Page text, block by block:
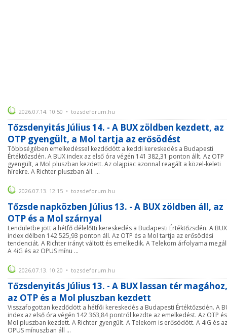
2026.07.14. 10:50 • tozsdeforum.hu
Tőzsdenyitás Július 14. - A BUX zöldben kezdett, az
OTP gyengült, a Mol tartja az erősödést
Többségében emelkedéssel kezdődött a keddi kereskedés a Budapesti
Értéktőzsdén. A BUX index az első óra végén 141 382,31 ponton állt. Az OTP
gyengült, a Mol pluszban kezdett. Az olajpiac azonnal reagált a közel-keleti
hírekre. A Richter pluszban áll. ...
2026.07.13. 12:15 • tozsdeforum.hu
Tőzsde napközben Július 13. - A BUX zöldben áll, az
OTP és a Mol szárnyal
Lendületbe jött a hétfő délelőtti kereskedés a Budapesti Értéktőzsdén. A BUX
index délben 142 525,93 ponton áll. Az OTP és a Mol tartja az erősödési
tendenciát. A Richter irányt váltott és emelkedik. A Telekom árfolyama
A 4iG és az OPUS mínu ...
2026.07.13. 10:20 • tozsdeforum.hu
Tőzsdenyitás Július 13. - A BUX lassan tér magához,
az OTP és a Mol pluszban kezdett
Visszafogottan kezdődött a hétfői kereskedés a Budapesti Értéktőzsdén. A
index az első óra végén 142 363,84 pontról kezdte az emelkedést. Az OTP
Mol pluszban kezdett. A Richter gyengült. A Telekom is erősödött. A 4iG és az
OPUS mínuszban áll ...